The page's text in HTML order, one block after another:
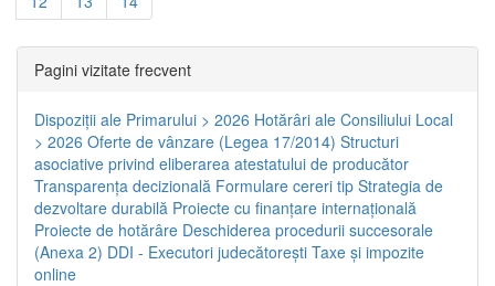
Pagini vizitate frecvent
Dispoziţii ale Primarului > 2026 Hotărâri ale Consiliului Local
> 2026 Oferte de vânzare (Legea 17/2014) Structuri
asociative privind eliberarea atestatului de producător
Transparenţa decizională Formulare cereri tip Strategia de
dezvoltare durabilă Proiecte cu finanţare internaţională
Proiecte de hotărâre Deschiderea procedurii succesorale
(Anexa 2) DDI - Executori judecătorești Taxe şi impozite
online